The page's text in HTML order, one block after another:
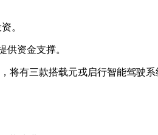
。
资金支撑。
有三款搭载元戎启行智能驾驶系